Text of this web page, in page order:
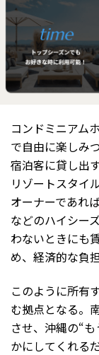
コンドミニアム
で自由に楽しみ
宿泊客に貸し出
リゾートスタイ
オーナーであれ
などのハイシー
わないときにも
め、経済的な負
このように所有
む拠点となる。
させ、沖縄の“
かにしてくれるだ